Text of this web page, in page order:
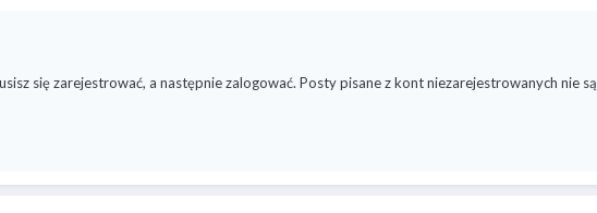
się zarejestrować, a następnie zalogować. Posty pisane z kont niezarejestrowanych nie są